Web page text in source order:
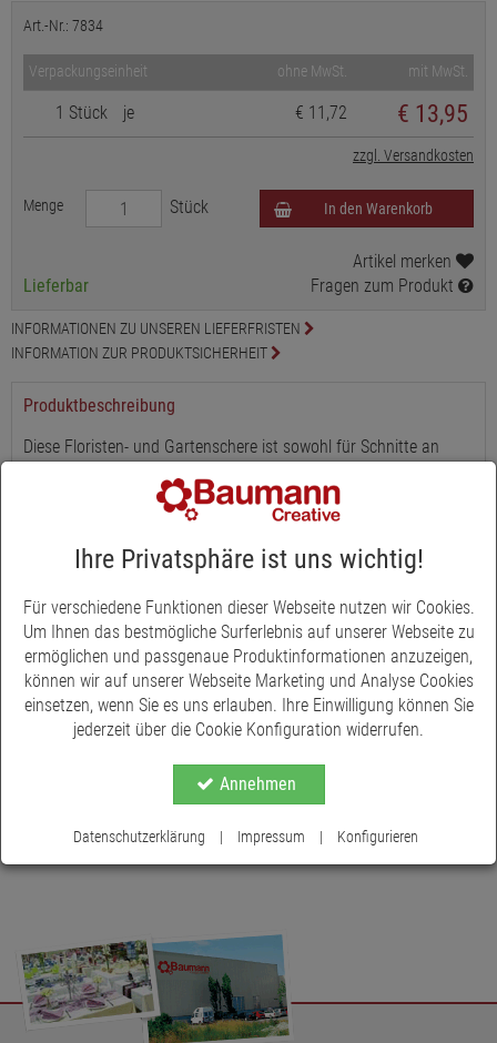
Art.-Nr.: 7834
Verpackungseinheit ohne MwSt. mit MwSt.
1 Stück je € 11,72 € 13,95
zzgl. Versandkosten
Menge Stück In den Warenkorb
Lieferbar
Artikel merken
Fragen zum Produkt
INFORMATIONEN ZU UNSEREN LIEFERFRISTEN
INFORMATION ZUR PRODUKTSICHERHEIT
Produktbeschreibung
Diese Floristen- und Gartenschere ist sowohl für Schnitte an
Außenbereich zum Schneiden von Sträuchern und Rosen die
ideale Wahl. Ohne großen Krafteinsatz wird der Rückschnitt Ihrer
Pflanzen zu einer leichten Übung. Länge ca. 21 cm.
Ihre Privatsphäre ist uns wichtig!
Für verschiedene Funktionen dieser Webseite nutzen wir Cookies.
Um Ihnen das bestmögliche Surferlebnis auf unserer Webseite zu
ermöglichen und passgenaue Produktinformationen anzuzeigen,
können wir auf unserer Webseite Marketing und Analyse Cookies
einsetzen, wenn Sie es uns erlauben. Ihre Einwilligung können Sie
jederzeit über die Cookie Konfiguration widerrufen.
Annehmen
Datenschutzerklärung | Impressum | Konfigurieren